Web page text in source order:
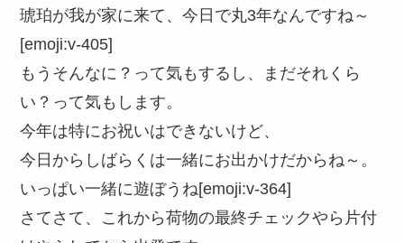
琥珀が我が家に来て、今日で丸3年なんですね～
[emoji:v-405]
もうそんなに？って気もするし、まだそれくら
い？って気もします。
今年は特にお祝いはできないけど、
今日からしばらくは一緒にお出かけだからね～。
いっぱい一緒に遊ぼうね[emoji:v-364]
さてさて、これから荷物の最終チェックやら片付